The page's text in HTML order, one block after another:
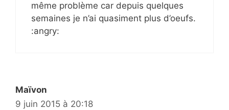
même problème car depuis quelques
semaines je n’ai quasiment plus d’oeufs.
:angry:
Maïvon
9 juin 2015 à 20:18